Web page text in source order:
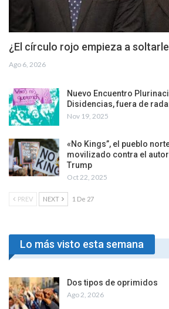
¿El círculo rojo empieza a
Ago 6, 2026
Nuevo Encuentro
Disidencias, fuera de
Nov 19, 2025
«No Kings”, el pueblo
movilizado contra el
Trump
Oct 22, 2025
PREV NEXT 1 De 27
Lo más visto esta semana
Dos tipos de oprimidos
Ago 2, 2026